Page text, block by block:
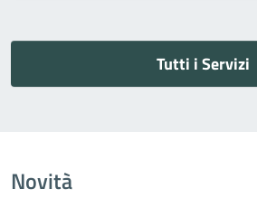
Tutti i Servizi
Novità